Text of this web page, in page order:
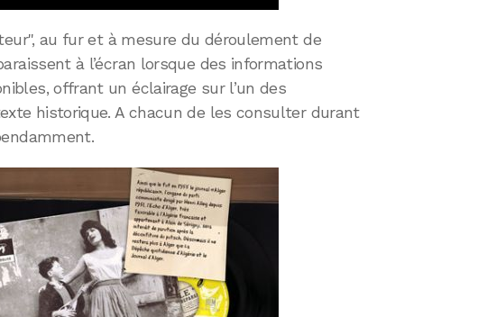
au fur et à mesure du déroulement de
à l’écran lorsque des informations
offrant un éclairage sur l’un des
historique. A chacun de les consulter durant